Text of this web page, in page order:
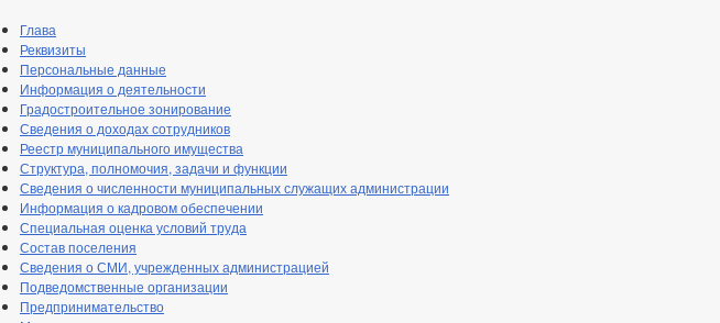
Глава
Реквизиты
Персональные данные
Информация о деятельности
Градостроительное зонирование
Сведения о доходах сотрудников
Реестр муниципального имущества
Структура, полномочия, задачи и функции
Сведения о численности муниципальных служащих администрации
Информация о кадровом обеспечении
Специальная оценка условий труда
Состав поселения
Сведения о СМИ, учрежденных администрацией
Подведомственные организации
Предпринимательство